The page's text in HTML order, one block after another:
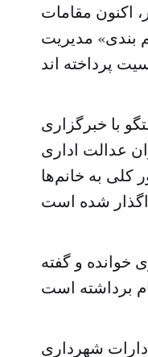
اکنون مقامات
بندی» مدیریت
با خبرگزاری
عدالت اداری
کلی به خانم‌ها
و گفته
شهرداری